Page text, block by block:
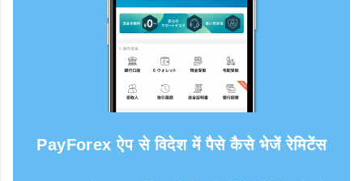
PayForex ऐप से विदेश में पैसे कैसे भेजें रेमिटेंस